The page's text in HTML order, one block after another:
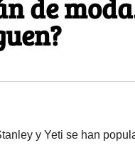
de
y Yeti se han